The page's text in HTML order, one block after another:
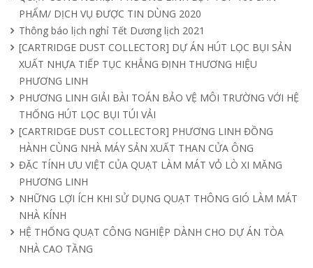
Quạt nồi hơi công nghiệp và cách phân
loại theo mục đích sử dụng chuẩn nhất
04/04/2025
PHẨM/ DỊCH VỤ ĐƯỢC TIN DÙNG 2020
Thông báo lịch nghỉ Tết Dương lịch 2021
[CARTRIDGE DUST COLLECTOR] DỰ ÁN HÚT LỌC BỤI SẢN
XUẤT NHỰA TIẾP TỤC KHẲNG ĐỊNH THƯƠNG HIỆU
PHƯƠNG LINH
PHƯƠNG LINH GIẢI BÀI TOÁN BẢO VỆ MÔI TRƯỜNG VỚI HỆ
THỐNG HÚT LỌC BỤI TÚI VẢI
[CARTRIDGE DUST COLLECTOR] PHƯƠNG LINH ĐỒNG
HÀNH CÙNG NHÀ MÁY SẢN XUẤT THAN CỬA ÔNG
ĐẶC TÍNH ƯU VIỆT CỦA QUẠT LÀM MÁT VỎ LÒ XI MĂNG
PHƯƠNG LINH
NHỮNG LỢI ÍCH KHI SỬ DỤNG QUẠT THÔNG GIÓ LÀM MÁT
NHÀ KÍNH
HỆ THỐNG QUẠT CÔNG NGHIỆP DÀNH CHO DỰ ÁN TÒA
NHÀ CAO TẦNG